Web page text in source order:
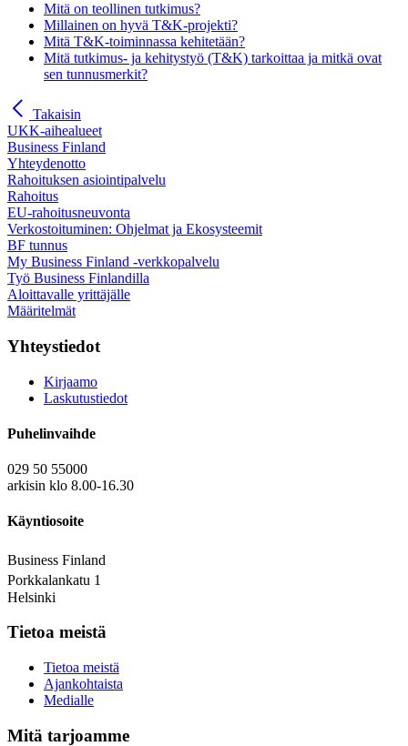
Mitä on teollinen tutkimus?
Millainen on hyvä T&K-projekti?
Mitä T&K-toiminnassa kehitetään?
Mitä tutkimus- ja kehitystyö (T&K) tarkoittaa ja mitkä ovat
sen tunnusmerkit?
Takaisin
UKK-aihealueet
Business Finland
Yhteydenotto
Rahoituksen asiointipalvelu
Rahoitus
EU-rahoitusneuvonta
Verkostoituminen: Ohjelmat ja Ekosysteemit
BF tunnus
My Business Finland -verkkopalvelu
Työ Business Finlandilla
Aloittavalle yrittäjälle
Määritelmät
Yhteystiedot
Kirjaamo
Laskutustiedot
Puhelinvaihde
029 50 55000
arkisin klo 8.00-16.30
Käyntiosoite
Business Finland
Porkkalankatu 1
Helsinki
Tietoa meistä
Tietoa meistä
Ajankohtaista
Medialle
Mitä tarjoamme